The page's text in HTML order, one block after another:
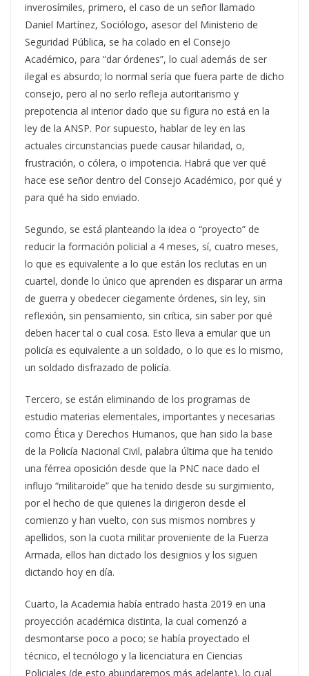
inverosímiles, primero, el caso de un señor llamado
Daniel Martínez, Sociólogo, asesor del Ministerio de
Seguridad Pública, se ha colado en el Consejo
Académico, para “dar órdenes”, lo cual además de ser
ilegal es absurdo; lo normal sería que fuera parte de dicho
consejo, pero al no serlo refleja autoritarismo y
prepotencia al interior dado que su figura no está en la
ley de la ANSP. Por supuesto, hablar de ley en las
actuales circunstancias puede causar hilaridad, o,
frustración, o cólera, o impotencia. Habrá que ver qué
hace ese señor dentro del Consejo Académico, por qué y
para qué ha sido enviado.
Segundo, se está planteando la idea o “proyecto” de
reducir la formación policial a 4 meses, sí, cuatro meses,
lo que es equivalente a lo que están los reclutas en un
cuartel, donde lo único que aprenden es disparar un arma
de guerra y obedecer ciegamente órdenes, sin ley, sin
reflexión, sin pensamiento, sin crítica, sin saber por qué
deben hacer tal o cual cosa. Esto lleva a emular que un
policía es equivalente a un soldado, o lo que es lo mismo,
un soldado disfrazado de policía.
Tercero, se están eliminando de los programas de
estudio materias elementales, importantes y necesarias
como Ética y Derechos Humanos, que han sido la base
de la Policía Nacional Civil, palabra última que ha tenido
una férrea oposición desde que la PNC nace dado el
influjo “militaroide” que ha tenido desde su surgimiento,
por el hecho de que quienes la dirigieron desde el
comienzo y han vuelto, con sus mismos nombres y
apellidos, son la cuota militar proveniente de la Fuerza
Armada, ellos han dictado los designios y los siguen
dictando hoy en día.
Cuarto, la Academia había entrado hasta 2019 en una
proyección académica distinta, la cual comenzó a
desmontarse poco a poco; se había proyectado el
técnico, el tecnólogo y la licenciatura en Ciencias
Policiales (de esto abundaremos más adelante), lo cual